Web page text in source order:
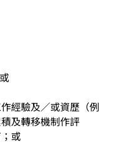
經驗及／或資歷（例
及轉移機制作評
或